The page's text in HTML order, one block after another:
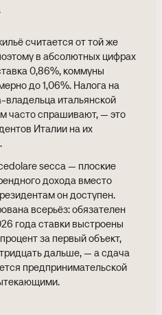
считается от той же
в абсолютных цифрах
0,86%, коммуны
до 1,06%. Налога на
владельца итальянской
часто спрашивают, — это
Италии на их
secca — плоские
дохода вместо
он доступен.
всерьёз: обязателен
года ставки выстроены
за первый объект,
дальше, — а сдача
предпринимательской